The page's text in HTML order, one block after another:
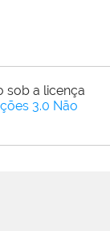
sob a licença
3.0 Não